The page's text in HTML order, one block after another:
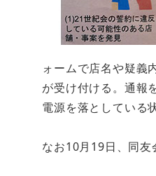
ォームで店名や疑義
が受け付ける。通報
電源を落としている
なお10月19日、同友